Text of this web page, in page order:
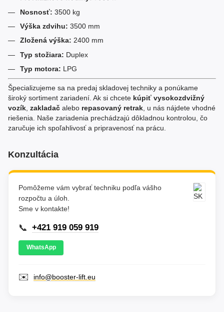
Nosnosť: 3500 kg
Výška zdvihu: 3500 mm
Zložená výška: 2400 mm
Typ stožiara: Duplex
Typ motora: LPG
Špecializujeme sa na predaj skladovej techniky a ponúkame
široký sortiment zariadení. Ak si chcete kúpiť vysokozdvižný
vozík zakladač alebo repasovaný retrak , u nás nájdete vhodné
riešenia. Naše zariadenia prechádzajú dôkladnou kontrolou, čo
zaručuje ich spoľahlivosť a pripravenosť na prácu.
Konzultácia
Pomôžeme vám vybrať techniku podľa vášho
rozpočtu a úloh.
Sme v kontakte!
📞 +421 919 059 919
WhatsApp
✉️ info@booster-lift.eu